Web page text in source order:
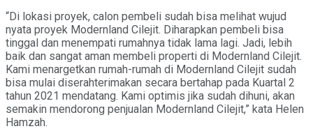
“Di lokasi proyek, calon pembeli sudah bisa melihat wujud
nyata proyek Modernland Cilejit. Diharapkan pembeli bisa
tinggal dan menempati rumahnya tidak lama lagi. Jadi, lebih
baik dan sangat aman membeli properti di Modernland Cilejit.
Kami menargetkan rumah-rumah di Modernland Cilejit sudah
bisa mulai diserahterimakan secara bertahap pada Kuartal 2
tahun 2021 mendatang. Kami optimis jika sudah dihuni, akan
semakin mendorong penjualan Modernland Cilejit,” kata Helen
Hamzah.